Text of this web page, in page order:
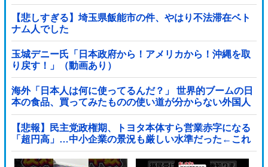
【悲しすぎる】埼玉県飯能市の件、やはり不法滞在ベト
ナム人でした
玉城デニー氏「日本政府から！アメリカから！沖縄を取
り戻す！」（動画あり）
海外「日本人は何に使ってるんだ？」 世界的ブームの日
本の食品、買ってみたものの使い道が分からない外国人
が続出
【悲報】民主党政権期、トヨタ本体すら営業赤字になる
「超円高」…中小企業の景況も厳しい水準だった←これ
エグいよな他